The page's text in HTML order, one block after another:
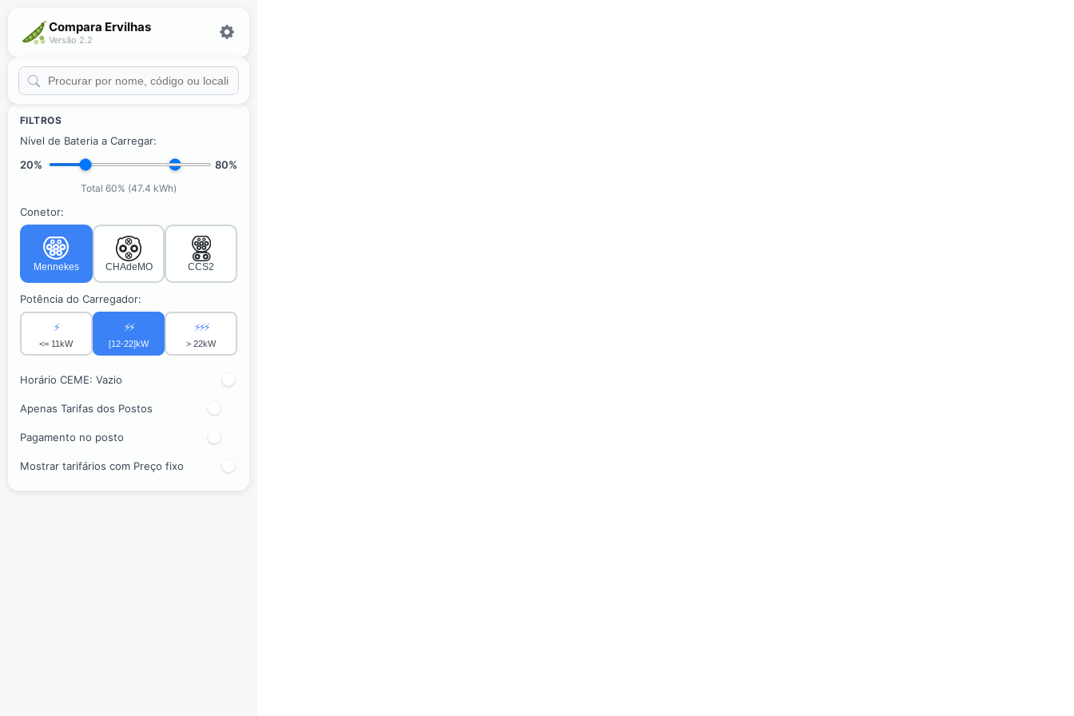
Compara Ervilhas
Versão 2.2
FILTROS
Nível de Bateria a Carregar:
20%
80%
Total 60% (47.4 kWh)
Conetor:
Mennekes CHAdeMO CCS2
Potência do Carregador:
⚡
<= 11kW
⚡⚡
[12-22]kW
⚡⚡⚡
> 22kW
Horário CEME: Vazio
Apenas Tarifas dos Postos
Pagamento no posto
Mostrar tarifários com Preço fixo